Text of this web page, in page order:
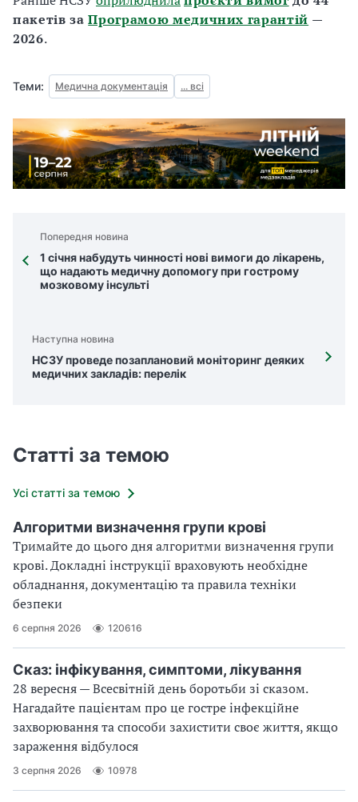
пакетів заПрограмою медичних гарантій —
2026.
Теми: Медична документація ... всі
Попередня новина
1 січня набудуть чинності нові вимоги до лікарень,
що надають медичну допомогу при гострому
мозковому інсульті
Наступна новина
НСЗУ проведе позаплановий моніторинг деяких
медичних закладів: перелік
Статті за темою
Усі статті за темою
Алгоритми визначення групи крові
Тримайте до цього дня алгоритми визначення групи
крові. Докладні інструкції враховують необхідне
обладнання, документацію та правила техніки
безпеки
6 серпня 2026 120616
Сказ: інфікування, симптоми, лікування
28 вересня — Всесвітній день боротьби зі сказом.
Нагадайте пацієнтам про це гостре інфекційне
захворювання та способи захистити своє життя, якщо
зараження відбулося
3 серпня 2026 10978